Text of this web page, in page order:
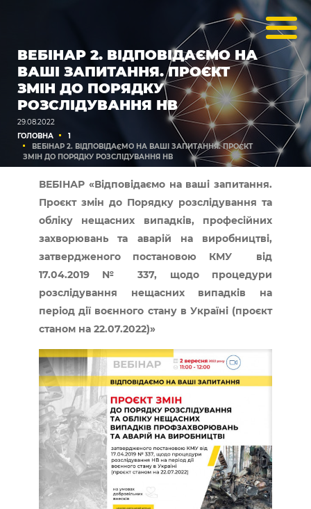
ВЕБІНАР 2. ВІДПОВІДАЄМО НА
ВАШІ ЗАПИТАННЯ. ПРОЄКТ
ЗМІН ДО ПОРЯДКУ
РОЗСЛІДУВАННЯ НВ
29.08.2022
ГОЛОВНА
1
ВЕБІНАР 2. ВІДПОВІДАЄМО НА ВАШІ ЗАПИТАННЯ. ПРОЄКТ
ЗМІН ДО ПОРЯДКУ РОЗСЛІДУВАННЯ НВ
ВЕБІНАР «Відповідаємо на ваші запитання.
Проєкт змін до Порядку розслідування та
обліку нещасних випадків, професійних
захворювань та аварій на виробництві,
затвердженого постановою КМУ від
17.04.2019 № 337, щодо процедури
розслідування нещасних випадків на
період дії воєнного стану в Україні (проєкт
станом на 22.07.2022)»